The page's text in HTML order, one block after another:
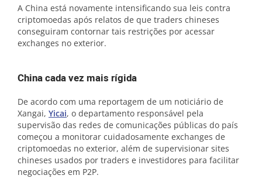
A China está novamente intensificando sua leis contra
criptomoedas após relatos de que traders chineses
conseguiram contornar tais restrições por acessar
exchanges no exterior.
China cada vez mais rígida
De acordo com uma reportagem de um noticiário de
Xangai, Yicai, o departamento responsável pela
supervisão das redes de comunicações públicas do país
começou a monitorar cuidadosamente exchanges de
criptomoedas no exterior, além de supervisionar sites
chineses usados por traders e investidores para facilitar
negociações em P2P.